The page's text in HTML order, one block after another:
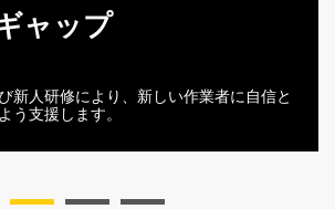
ャップ
新人研修により、新しい作業者に自信と
う支援します。